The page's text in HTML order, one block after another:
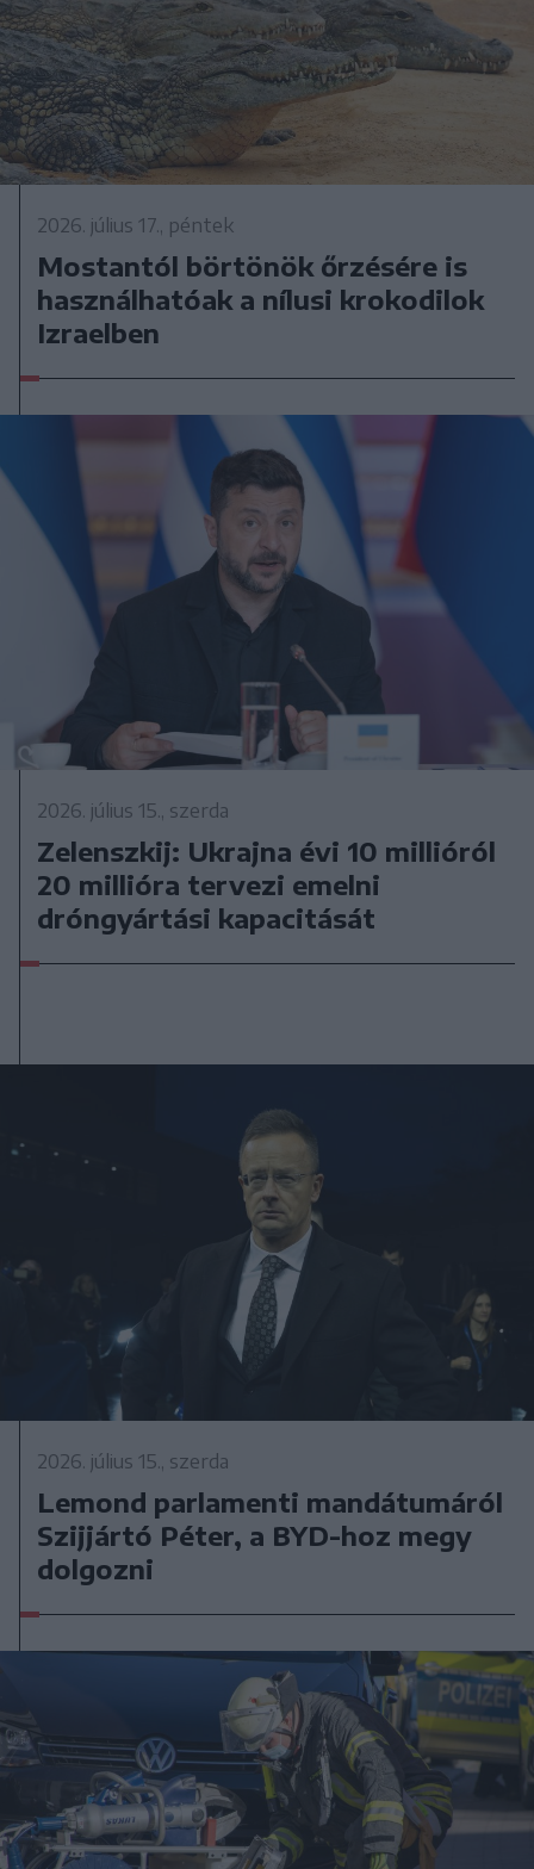
2026. július 17., péntek
Mostantól börtönök őrzésére is
használhatóak a nílusi krokodilok
Izraelben
2026. július 15., szerda
Zelenszkij: Ukrajna évi 10 millióról
20 millióra tervezi emelni
dróngyártási kapacitását
2026. július 15., szerda
Lemond parlamenti mandátumáról
Szijjártó Péter, a BYD-hoz megy
dolgozni